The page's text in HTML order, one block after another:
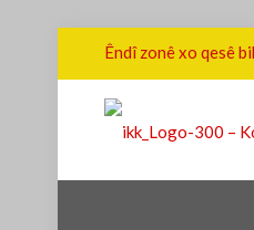
Êndî zonê xo qesê